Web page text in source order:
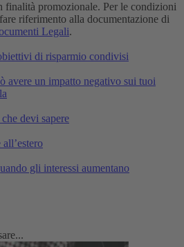
finalità promozionale. Per le condizioni
riferimento alla documentazione di
Legali.
di risparmio condivisi
avere un impatto negativo sui tuoi
devi sapere
gli interessi aumentano